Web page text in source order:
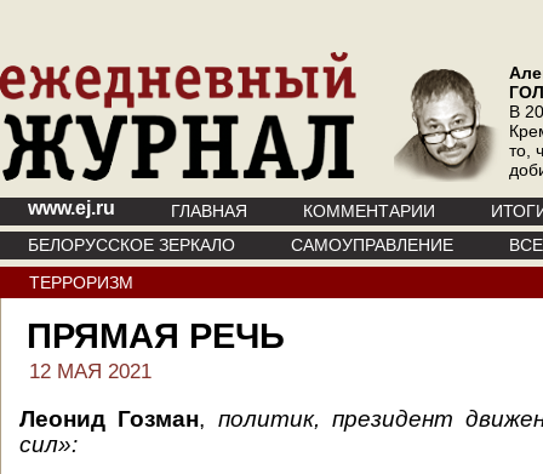
В
то,
www.ej.ru ГЛАВНАЯ КОММЕНТАРИИ
БЕЛОРУССКОЕ ЗЕРКАЛО
САМОУПРАВЛЕНИЕ
ТЕРРОРИЗМ
ПРЯМАЯ РЕЧЬ
12 МАЯ 2021
Леонид Гозман, политик, президент
сил»: